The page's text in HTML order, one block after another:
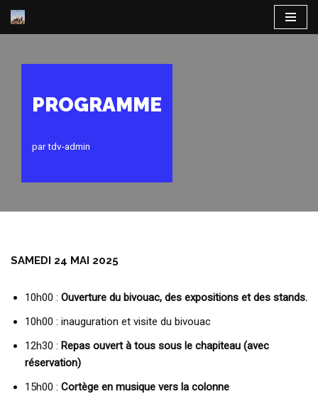
Aller
PROGRAMME
partdv-admin
SAMEDI 24 MAI 2025
10h00 : Ouverture du bivouac, des expositions et des stands.
10h00 : inauguration et visite du bivouac
12h30 : Repas ouvert à tous sous le chapiteau (avec
réservation)
15h00 : Cortège en musique vers la colonne